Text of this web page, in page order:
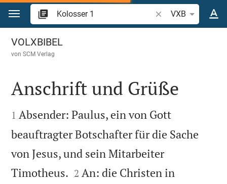
Zum Inhalt springen
Bibelstelle oder
VXB
Kolosser 1
VOLXBIBEL
vonSCM Verlag

Anschrift und Grüße

1 Absender: Paulus, ein von Gott
beauftragter Botschafter für die Sache
von Jesus, und sein Mitarbeiter
Timotheus. 

2 An: die Christen in